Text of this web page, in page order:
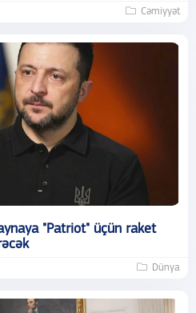
Cəmiyyət
"Patriot" üçün raket
Dünya